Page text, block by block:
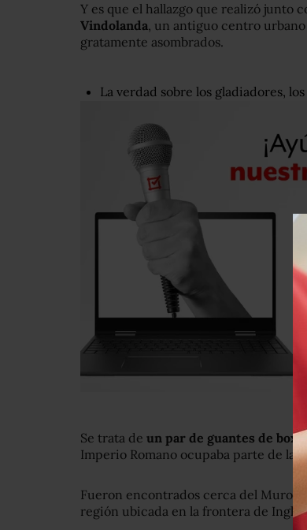
Y es que el hallazgo que realizó junto
Vindolanda, un antiguo centro
gratamente asombrados.
La verdad sobre los gladiadores,
Se trata de un par de guantes de
Imperio Romano ocupaba parte de la
Fueron encontrados cerca del Muro
región ubicada en la frontera de